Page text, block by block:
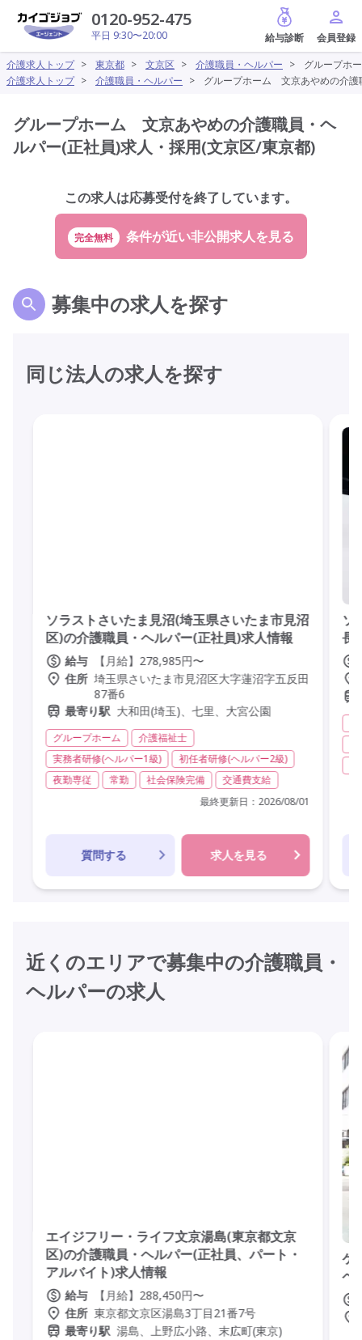
0120-952-475
平日 9:30〜20:00
給与診断
介護求人トップ > 東京都 > 文京区 > 介護職員・ヘルパー >
グループホ
介護求人トップ > 介護職員・ヘルパー > グループホーム 文京あやめの介護
グループホーム 文京あやめの介護職員・ヘ
ルパー(正社員)求人・採用(文京区/東京都)
この求人は応募受付を終了しています。
完全無料
募集中の求人を探す
同じ法人の求人を探す
ソラストさいたま見沼(埼玉県さいたま市見沼
区)の介護職員・ヘルパー(正社員)求人情報
給与
【月給】278,985円〜
住所 埼玉県さいたま市見沼区大字蓮沼字五反田
87番6
最寄り駅 大和田(埼玉)、七里、大宮公園
グループホーム
介護福祉士
実務者研修(ヘルパー1級)
初任者研修(ヘルパー2級)
夜勤専従
常勤 社会保険完備
交通費支給
最終更新日： 2026/08/01
質問する 求人を見る
ソ
長
近くのエリアで募集中の介護職員・
ヘルパーの求人
エイジフリー・ライフ文京湯島(東京都文京
区)の介護職員・ヘルパー(正社員、パート・
アルバイト)求人情報
給与
【月給】288,450円〜
住所 東京都文京区湯島3丁目21番7号
最寄り駅 湯島、上野広小路、末広町(東京)
ケ
ヘ